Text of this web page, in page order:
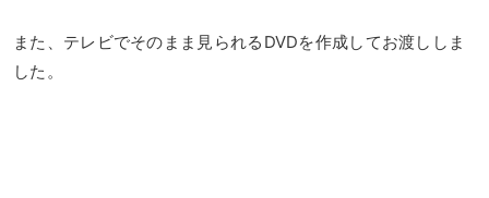
また、テレビでそのまま見られるDVDを作成してお渡ししま
した。